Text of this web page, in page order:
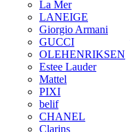
La Mer
LANEIGE
Giorgio Armani
GUCCI
OLEHENRIKSEN
Estee Lauder
Mattel
PIXI
belif
CHANEL
Clarins